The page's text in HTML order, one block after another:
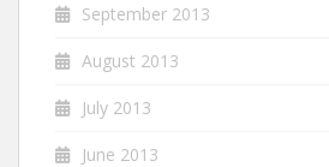
September 2013
August 2013
July 2013
June 2013